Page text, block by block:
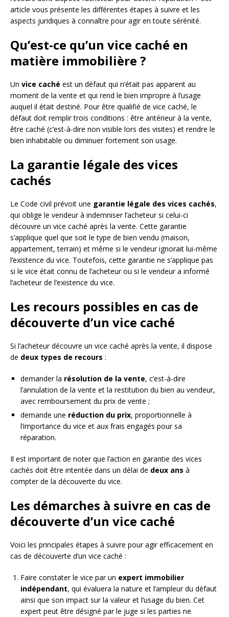
article vous présente les différentes étapes à suivre et les
aspects juridiques à connaître pour agir en toute sérénité.
Qu’est-ce qu’un vice caché en
matière immobilière ?
Un vice caché est un défaut qui n’était pas apparent au
moment de la vente et qui rend le bien impropre à l’usage
auquel il était destiné. Pour être qualifié de vice caché, le
défaut doit remplir trois conditions : être antérieur à la vente,
être caché (c’est-à-dire non visible lors des visites) et rendre le
bien inhabitable ou diminuer fortement son usage.
La garantie légale des vices
cachés
Le Code civil prévoit une garantie légale des vices cachés,
qui oblige le vendeur à indemniser l’acheteur si celui-ci
découvre un vice caché après la vente. Cette garantie
s’applique quel que soit le type de bien vendu (maison,
appartement, terrain) et même si le vendeur ignorait lui-même
l’existence du vice. Toutefois, cette garantie ne s’applique pas
si le vice était connu de l’acheteur ou si le vendeur a informé
l’acheteur de l’existence du vice.
Les recours possibles en cas de
découverte d’un vice caché
Si l’acheteur découvre un vice caché après la vente, il dispose
de deux types de recours :
demander la résolution de la vente, c’est-à-dire
l’annulation de la vente et la restitution du bien au vendeur,
avec remboursement du prix de vente ;
demande une réduction du prix, proportionnelle à
l’importance du vice et aux frais engagés pour sa
réparation.
Il est important de noter que l’action en garantie des vices
cachés doit être intentée dans un délai de deux ans à
compter de la découverte du vice.
Les démarches à suivre en cas de
découverte d’un vice caché
Voici les principales étapes à suivre pour agir efficacement en
cas de découverte d’un vice caché :
Faire constater le vice par un expert immobilier
indépendant, qui évaluera la nature et l’ampleur du défaut
ainsi que son impact sur la valeur et l’usage du bien. Cet
expert peut être désigné par le juge si les parties ne